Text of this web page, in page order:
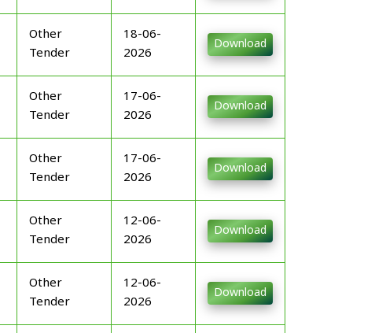
Other
Tender
18-06-
2026
Download
Other
Tender
17-06-
2026
Download
Other
Tender
17-06-
2026
Download
Other
Tender
12-06-
2026
Download
Other
Tender
12-06-
2026
Download